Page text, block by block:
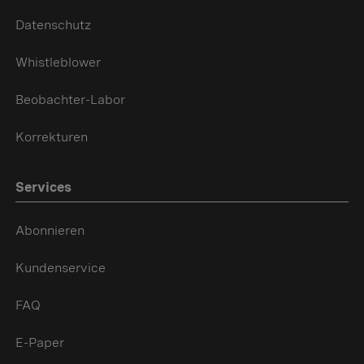
Datenschutz
Whistleblower
Beobachter-Labor
Korrekturen
Services
Abonnieren
Kundenservice
FAQ
E-Paper